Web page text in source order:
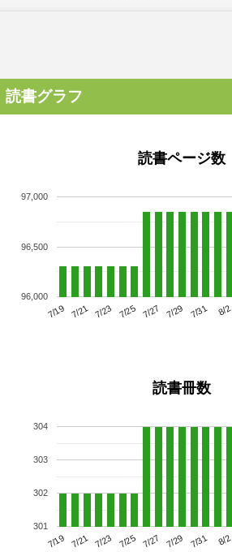
読書グラフ
読書ページ数
7/19 7/21 7/23 7/25 7/27 7/29 7/31 8/2
96,000
96,500
97,000
読書冊数
7/19 7/21 7/23 7/25 7/27 7/29 7/31 8/2
301
302
303
304